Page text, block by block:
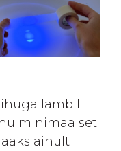
lambil
minimaalset
ainult